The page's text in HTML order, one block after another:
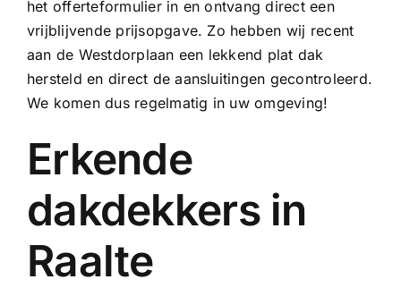
het offerteformulier in en ontvang direct een
vrijblijvende prijsopgave. Zo hebben wij recent
aan de Westdorplaan een lekkend plat dak
hersteld en direct de aansluitingen gecontroleerd.
We komen dus regelmatig in uw omgeving!
Erkende
dakdekkers in
Raalte